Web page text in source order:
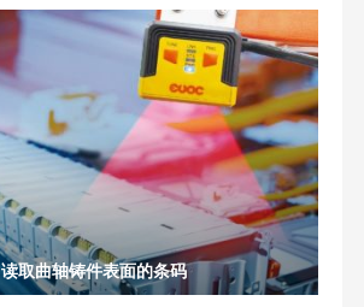
读取曲轴铸件表面的条码